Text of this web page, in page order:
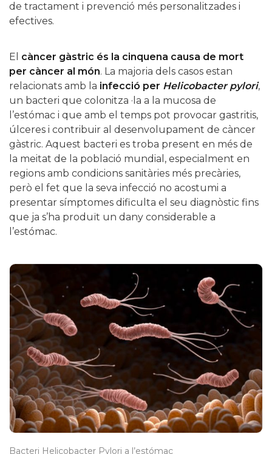
de tractament i prevenció més personalitzades i
efectives.
càncer gàstric és la cinquena causa de mort
per càncer al món. La majoria dels casos estan
relacionats amb la infecció per Helicobacter pylori,
un bacteri que colonitza ·la a la mucosa de
l’estómac i que amb el temps pot provocar gastritis,
úlceres i contribuir al desenvolupament de càncer
gàstric. Aquest bacteri es troba present en més de
la meitat de la població mundial, especialment en
regions amb condicions sanitàries més precàries,
però el fet que la seva infecció no acostumi a
presentar símptomes dificulta el seu diagnòstic fins
que ja s’ha produït un dany considerable a
l’estómac.
Bacteri Helicobacter Pylori a l’estómac